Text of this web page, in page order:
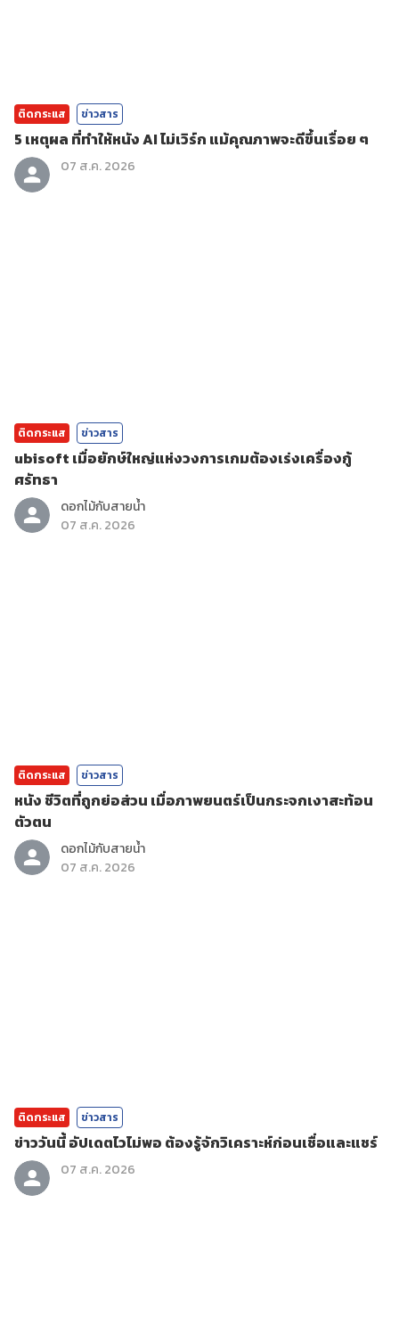
ติดกระแส ข่าวสาร
5 เหตุผล ที่ทำให้หนัง AI ไม่เวิร์ก แม้คุณภาพจะดีขึ้นเรื่อย ๆ
07 ส.ค. 2026
ติดกระแส ข่าวสาร
ubisoft เมื่อยักษ์ใหญ่แห่งวงการเกมต้องเร่งเครื่องกู้
ศรัทธา
ดอกไม้กับสายน้ำ
07 ส.ค. 2026
ติดกระแส ข่าวสาร
หนัง ชีวิตที่ถูกย่อส่วน เมื่อภาพยนตร์เป็นกระจกเงาสะท้อน
ตัวตน
ดอกไม้กับสายน้ำ
07 ส.ค. 2026
ติดกระแส ข่าวสาร
ข่าววันนี้ อัปเดตไวไม่พอ ต้องรู้จักวิเคราะห์ก่อนเชื่อและแชร์
07 ส.ค. 2026